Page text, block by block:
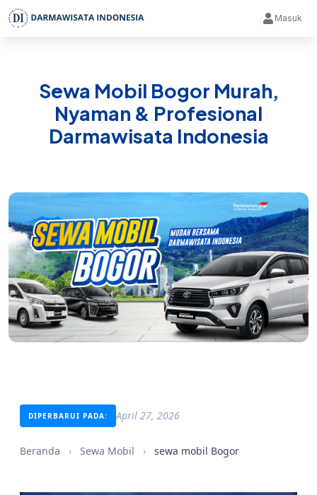
Masuk
Sewa Mobil Bogor Murah,
Nyaman & Profesional
Darmawisata Indonesia
DIPERBARUI PADA: April 27, 2026
Beranda › Sewa Mobil › sewa mobil Bogor